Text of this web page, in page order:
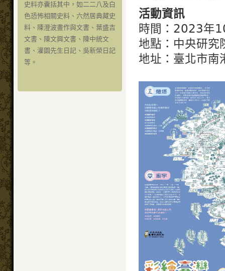
史料亦囊括其中，如二二八及白
色恐怖相關史料、六然居典藏史
料、陳澄波畫作與文書、葉盛吉
文書、陳文興文書、陳中統文
書、灌園先生日記、吳新榮日記
等。
活動資訊
時間：2023年
地點：中央研究
地址：臺北市